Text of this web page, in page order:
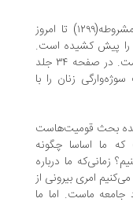
بازه زمانی داستان بعد از مشروطه(۱۲۹۹) تا امروز
کشیده ‌است.
اولین بحث مهم این رمان سوژه‌وارگی زنان است. در صفحه ۳۴ جلد
زنان را با
قومیت‌هاست
چگونه
ما درباره
بیرونی از
ماست. اما ما